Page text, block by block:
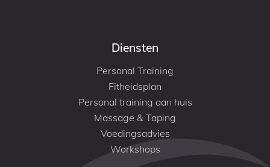
Diensten
Personal Training
Fitheidsplan
Personal training aan huis
Massage & Taping
Voedingsadvies
Workshops